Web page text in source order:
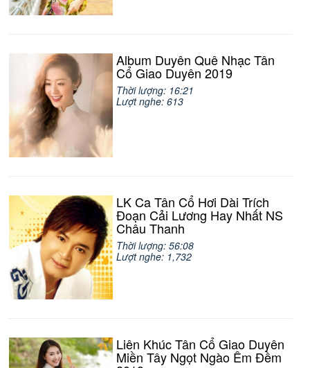
Album Duyên Quê Nhạc Tân
Cổ Giao Duyên 2019
Thời lượng: 16:21
Lượt nghe: 613
LK Ca Tân Cổ Hơi Dài Trích
Đoạn Cải Lương Hay Nhất NS
Châu Thanh
Thời lượng: 56:08
Lượt nghe: 1,732
Liên Khúc Tân Cổ Giao Duyên
Miền Tây Ngọt Ngào Êm Đềm